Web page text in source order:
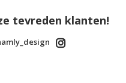
tevreden klanten!